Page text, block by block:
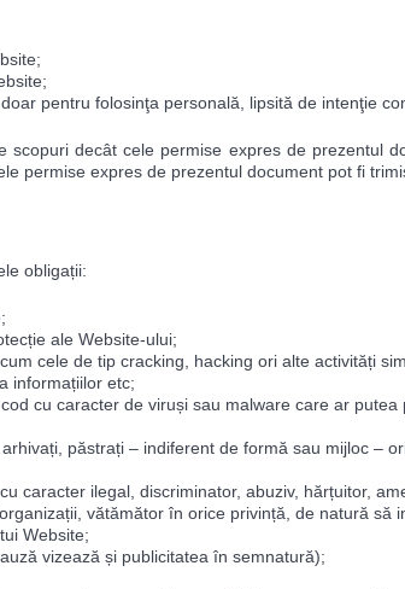
pentru folosinţa personală, lipsită de intenţie
scopuri decât cele permise expres de prezentul
permise expres de prezentul document pot fi
obligații:
ale Website-ului;
cele de tip cracking, hacking ori alte activități
informațiilor etc;
cu caracter de viruși sau malware care ar
păstrați – indiferent de formă sau mijloc –
caracter ilegal, discriminator, abuziv, hărțuitor,
vătămător în orice privință, de natură să
Website;
vizează și publicitatea în semnatură);